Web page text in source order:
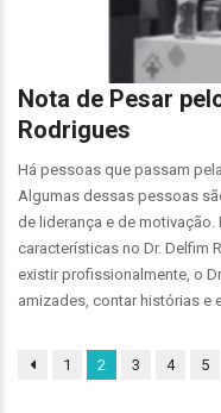
Nota de Pesar
Rodrigues
Há pessoas que passam
Algumas dessas pessoas
de liderança e de
características no Dr. Delfim
existir profissionalmente, o
amizades, contar histórias e
1 2 3 4 5